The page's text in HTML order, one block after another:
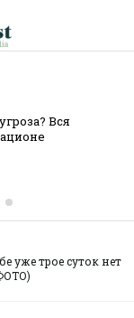
Вся
уже трое суток нет